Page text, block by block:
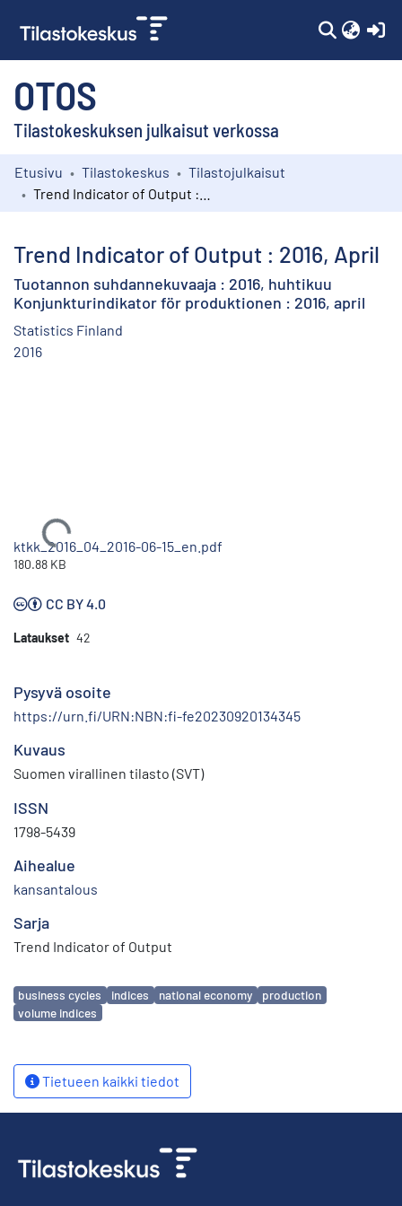
OTOS
Tilastokeskuksen julkaisut verkossa
Kokoelmat
Etusivu Tilastokeskus
Tilastojulkaisut
Trend Indicator of Output : 2016, April
Tuotannon suhdannekuvaaja : 2016, huhtikuu
Konjunkturindikator för produktionen : 2016, april
Statistics Finland
2016
Ladataan...
ktkk_2016_04_2016-06-15_en.pdf
180.88 KB
CC BY 4.0
Lataukset 42
Pysyvä osoite
https://urn.fi/URN:NBN:fi-fe20230920134345
Kuvaus
Suomen virallinen tilasto (SVT)
ISSN
1798-5439
Aihealue
kansantalous
Sarja
Trend Indicator of Output
Avainsanat
business cycles indices national economy
production
volume indices
Tietueen kaikki tiedot